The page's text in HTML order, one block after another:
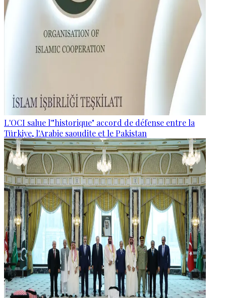
L'OCI salue l'"historique" accord de défense entre la
Türkiye, l'Arabie saoudite et le Pakistan